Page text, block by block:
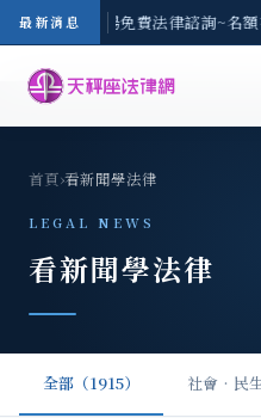
最新消息
-8/3(一) 現場免費法律諮詢~名
首頁›看新聞學法律
LEGAL NEWS
看新聞學法律
全部（1915） 社會‧民